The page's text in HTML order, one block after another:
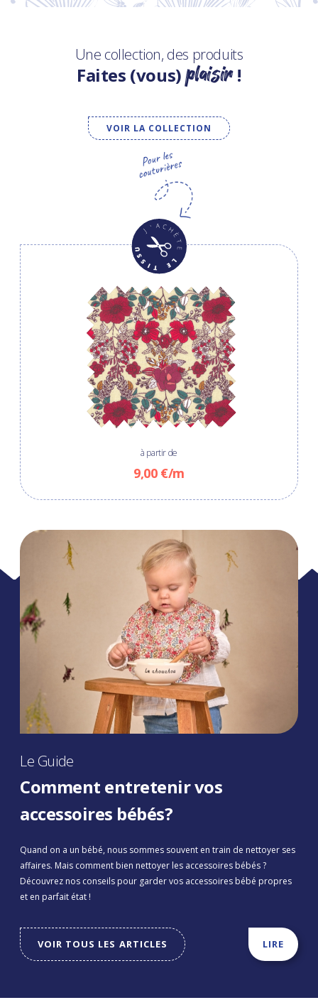
Une collection, des produits
Faites (vous)plaisir!
VOIR LA COLLECTION
à partir de
9,00 €/m
Le Guide
Comment entretenir vos
accessoires bébés?
Quand on a un bébé, nous sommes souvent en train de nettoyer ses
affaires. Mais comment bien nettoyer les accessoires bébés ?
Découvrez nos conseils pour garder vos accessoires bébé propres
et en parfait état !
VOIR TOUS LES ARTICLES LIRE